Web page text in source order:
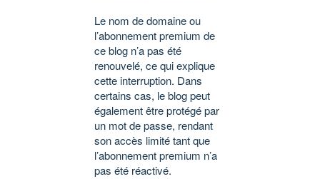
Le nom de domaine ou
l’abonnement premium de
ce blog n’a pas été
renouvelé, ce qui explique
cette interruption. Dans
certains cas, le blog peut
également être protégé par
un mot de passe, rendant
son accès limité tant que
l’abonnement premium n’a
pas été réactivé.